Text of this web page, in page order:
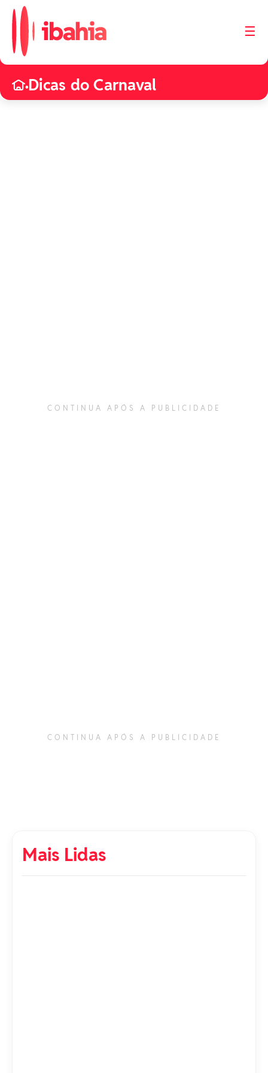
iBahia é o portal de
entretenimento da
Bahia.
☰
•Dicas do Carnaval
CONTINUA APÓS A PUBLICIDADE
CONTINUA APÓS A PUBLICIDADE
Mais Lidas